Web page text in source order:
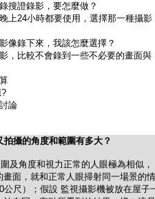
搜證錄影，要怎麼做？
上24小時都要使用，選擇那一種攝影
像錄下來，我該怎麼選擇？
，比較不會錄到一些不必要的畫面與
論
攝的角度和範圍有多大？
及角度和視力正常的人眼極為相似，
面，就和正常人眼掃射同一場景的情
尺）；假設 監視攝影機被放在屋子